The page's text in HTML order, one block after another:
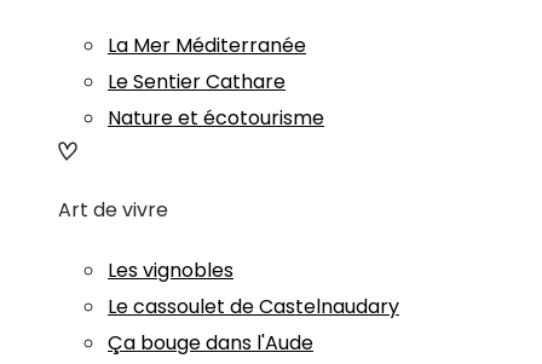
La Mer Méditerranée
Le Sentier Cathare
Nature et écotourisme
Art de vivre
Les vignobles
Le cassoulet de Castelnaudary
Ça bouge dans l'Aude